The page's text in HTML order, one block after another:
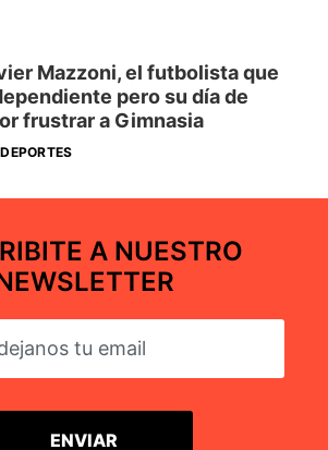
Mazzoni, el futbolista que
pero su día de
frustrar a Gimnasia
DEPORTES
A NUESTRO